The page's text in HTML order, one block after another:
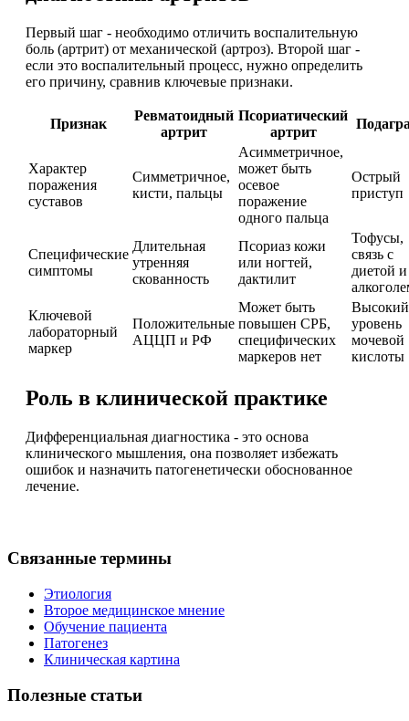
Первый шаг - необходимо отличить воспалительную
боль (артрит) от механической (артроз). Второй шаг -
если это воспалительный процесс, нужно определить
его причину, сравнив ключевые признаки.
Признак
Ревматоидный
артрит
Псориатический
артрит
Характер
поражения
суставов
Симметричное,
кисти, пальцы
Асимметричное,
может быть
осевое
поражение
одного пальца
Острый
приступ
Специфические
симптомы
Длительная
утренняя
скованность
Псориаз кожи
или ногтей,
дактилит
Тофусы,
связь с
диетой и
Ключевой
лабораторный
маркер
Положительные
АЦЦП и РФ
Может быть
повышен СРБ,
специфических
маркеров нет
Высокий
уровень
мочевой
кислоты
Роль в клинической практике
Дифференциальная диагностика - это основа
клинического мышления, она позволяет избежать
ошибок и назначить патогенетически обоснованное
лечение.
Связанные термины
Этиология
Второе медицинское мнение
Обучение пациента
Патогенез
Клиническая картина
Полезные статьи